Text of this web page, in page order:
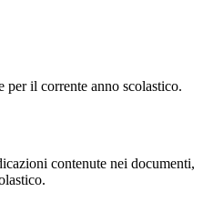
il corrente anno scolastico.
contenute nei documenti,